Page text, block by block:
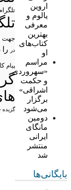
اروین
یالوم و
معرفی
بهترین
کتاب‌های
او
مراسم
«سهروردی
و حکمت
اشراقی»
برگزار
می‌شود
دومین
مانگای
ایرانی
منتشر
شد
بایگانی‌ها
جهت
در
را
پیام
گزیده